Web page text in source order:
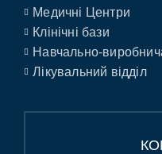
Медичні Центри
Клінічні бази
Навчально-
Лікувальний відділ